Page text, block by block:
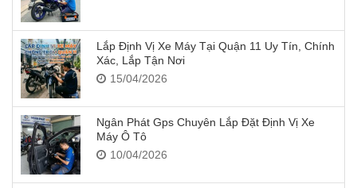
Lắp Định Vị Xe Máy Tại Quận 11 Uy Tín, Chính
Xác, Lắp Tận Nơi
15/04/2026
Ngân Phát Gps Chuyên Lắp Đặt Định Vị Xe
Máy Ô Tô
10/04/2026